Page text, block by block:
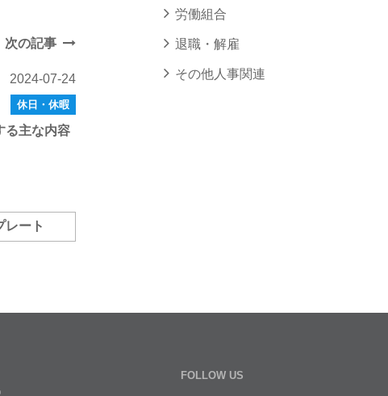
次の記事
2024-07-24
休日・休暇
る主な内容
レート
労働組合
退職・解雇
その他人事関連
FOLLOW US